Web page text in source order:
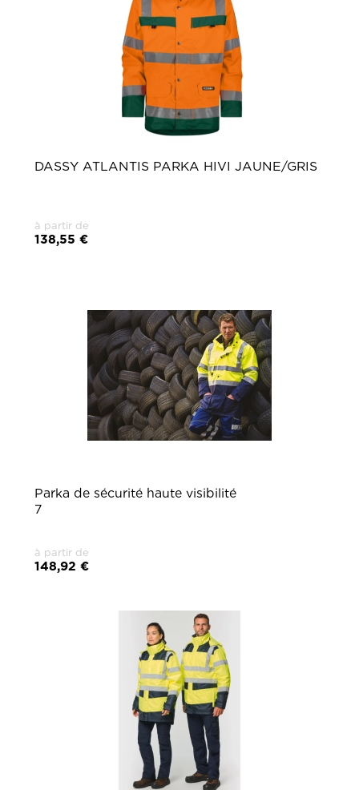
DASSY ATLANTIS PARKA HIVI JAUNE/GRIS
à partir de
138,55 €
Parka de sécurité haute visibilité
7
à partir de
148,92 €